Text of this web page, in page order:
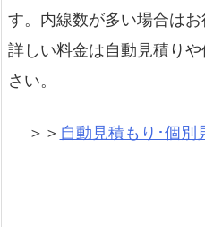
す。内線数が多い場合はお
詳しい料金は自動見積り
さい。
＞＞ 自動見積もり･個別